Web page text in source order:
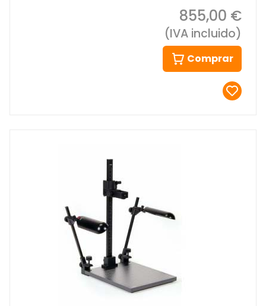
855,00 €
(IVA incluido)
Comprar